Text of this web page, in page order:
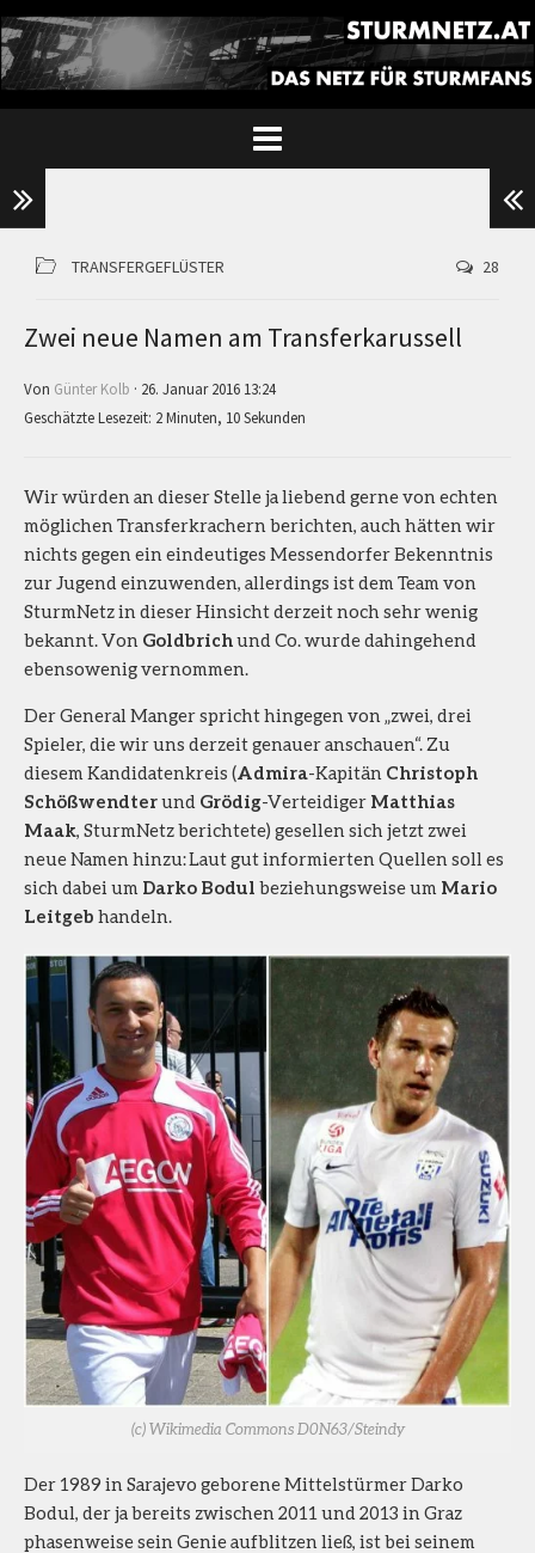
TRANSFERGEFLÜSTER 28
Zwei neue Namen am Transferkarussell
Von Günter Kolb · 26. Januar 2016 13:24
Geschätzte Lesezeit: 2 Minuten, 10 Sekunden
Wir würden an dieser Stelle ja liebend gerne von echten
möglichen Transferkrachern berichten, auch hätten wir
nichts gegen ein eindeutiges Messendorfer Bekenntnis
zur Jugend einzuwenden, allerdings ist dem Team von
SturmNetz in dieser Hinsicht derzeit noch sehr wenig
bekannt. Von Goldbrichund Co. wurde dahingehend
ebensowenig vernommen.
Der General Manger spricht hingegen von „zwei, drei
Spieler, die wir uns derzeit genauer anschauen“. Zu
diesem Kandidatenkreis (Admira-Kapitän Christoph
Schößwendterund Grödig-Verteidiger Matthias
Maak, SturmNetz berichtete) gesellen sich jetzt zwei
neue Namen hinzu: Laut gut informierten Quellen soll es
sich dabei um Darko Bodul beziehungsweise um Mario
Leitgeb handeln.
(c) Wikimedia Commons D0N63/Steindy
Der 1989 in Sarajevo geborene Mittelstürmer Darko
Bodul, der ja bereits zwischen 2011 und 2013 in Graz
phasenweise sein Genie aufblitzen ließ, ist bei seinem